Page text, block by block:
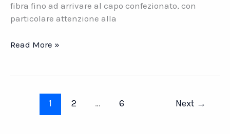
fibra fino ad arrivare al capo confezionato, con
particolare attenzione alla
Tessile.
Read More »
1 2 … 6 Next →